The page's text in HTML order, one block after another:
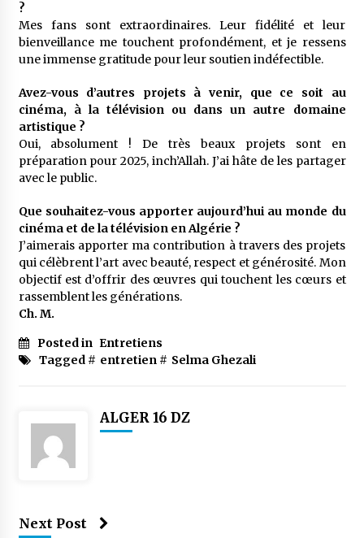
?
Mes fans sont extraordinaires. Leur fidélité et leur
bienveillance me touchent profondément, et je ressens
une immense gratitude pour leur soutien indéfectible.
Avez-vous d’autres projets à venir, que ce soit au
cinéma, à la télévision ou dans un autre domaine
artistique ?
Oui, absolument ! De très beaux projets sont en
préparation pour 2025, inch’Allah. J’ai hâte de les partager
avec le public.
Que souhaitez-vous apporter aujourd’hui au monde du
cinéma et de la télévision en Algérie ?
J’aimerais apporter ma contribution à travers des projets
qui célèbrent l’art avec beauté, respect et générosité. Mon
objectif est d’offrir des œuvres qui touchent les cœurs et
rassemblent les générations.
Ch. M.
Posted in Entretiens
Tagged # entretien# Selma Ghezali
ALGER 16 DZ
Next Post